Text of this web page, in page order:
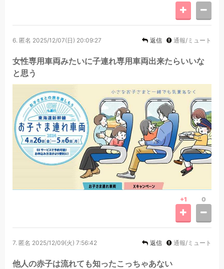
6. 匿名 2025/12/07(日) 20:09:27 返信 通報/ミュート
女性専用車両みたいに子連れ専用車両出来たらいいな
と思う
+1 0
7. 匿名 2025/12/09(火) 7:56:42 返信 通報/ミュート
他人の赤子は流れても知ったこっちゃあない